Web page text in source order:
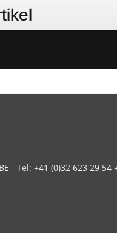
- Tel: +41 (0)32 623 29 54